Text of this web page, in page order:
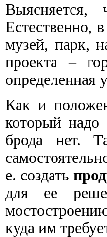
Естественно,
музей, парк,
проекта –
определенная
Как и
который
брода нет.
е. создать
для ее
куда им